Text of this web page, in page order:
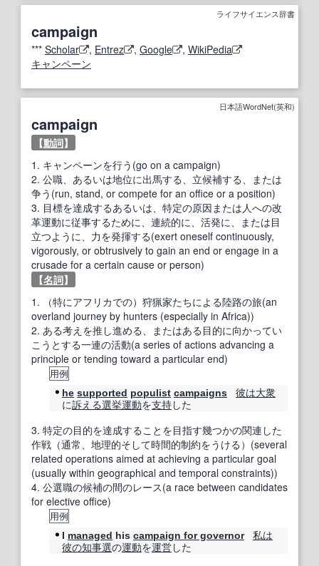
ライフサイエンス辞書
campaign
*** Scholar , Entrez , Google , WikiPedia
キャンペーン
日本語WordNet(英和)
campaign
【動詞】
1. キャンペーンを行う(go on a campaign)
2. 公職、あるいは地位に出馬する、立候補する、または
争う(run, stand, or compete for an office or a position)
3. 目標を達成するあるいは、特定の原因または人への改
革運動に従事するために、連続的に、活発に、または目
立つように、力を発揮する(exert oneself continuously,
vigorously, or obtrusively to gain an end or engage in a
crusade for a certain cause or person)
【名詞】
1. （特にアフリカでの）狩猟家たちによる陸路の旅(an
overland journey by hunters (especially in Africa))
2. ある考えを推し進める、またはある目的に向かってい
こうとする一連の活動(a series of actions advancing a
principle or tending toward a particular end)
用例
he supported populist campaigns 彼は大衆
に訴える選挙運動を支持した
3. 特定の目的を達成することを目指す幾つかの関連した
作戦（通常、地理的そして時間的制約をうける）(several
related operations aimed at achieving a particular goal
(usually within geographical and temporal constraints))
4. 公選職の候補の間のレース(a race between candidates
for elective office)
用例
I managed his campaign for governor
私は
彼の知事選の運動を運営した